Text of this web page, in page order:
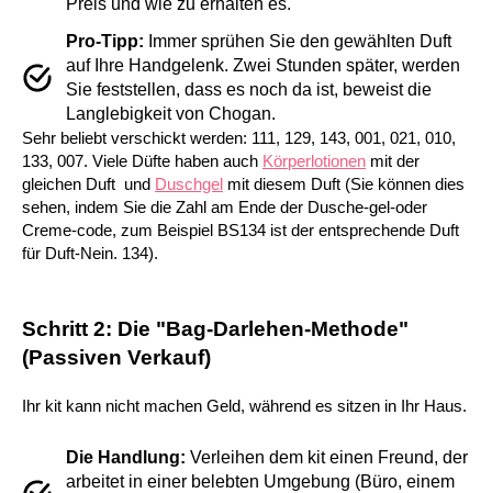
Pro-Tipp: Immer sprühen Sie den gewählten Duft
auf Ihre Handgelenk. Zwei Stunden später, werden
Sie feststellen, dass es noch da ist, beweist die
Langlebigkeit von Chogan.
Sehr beliebt verschickt werden: 111, 129, 143, 001, 021, 010,
133, 007. Viele Düfte haben auch Körperlotionen mit der
gleichen Duft und Duschgel mit diesem Duft (Sie können dies
sehen, indem Sie die Zahl am Ende der Dusche-gel-oder
Creme-code, zum Beispiel BS134 ist der entsprechende Duft
für Duft-Nein. 134).
Schritt 2: Die "Bag-Darlehen-Methode"
(Passiven Verkauf)
Ihr kit kann nicht machen Geld, während es sitzen in Ihr Haus.
Die Handlung: Verleihen dem kit einen Freund, der
arbeitet in einer belebten Umgebung (Büro, einem